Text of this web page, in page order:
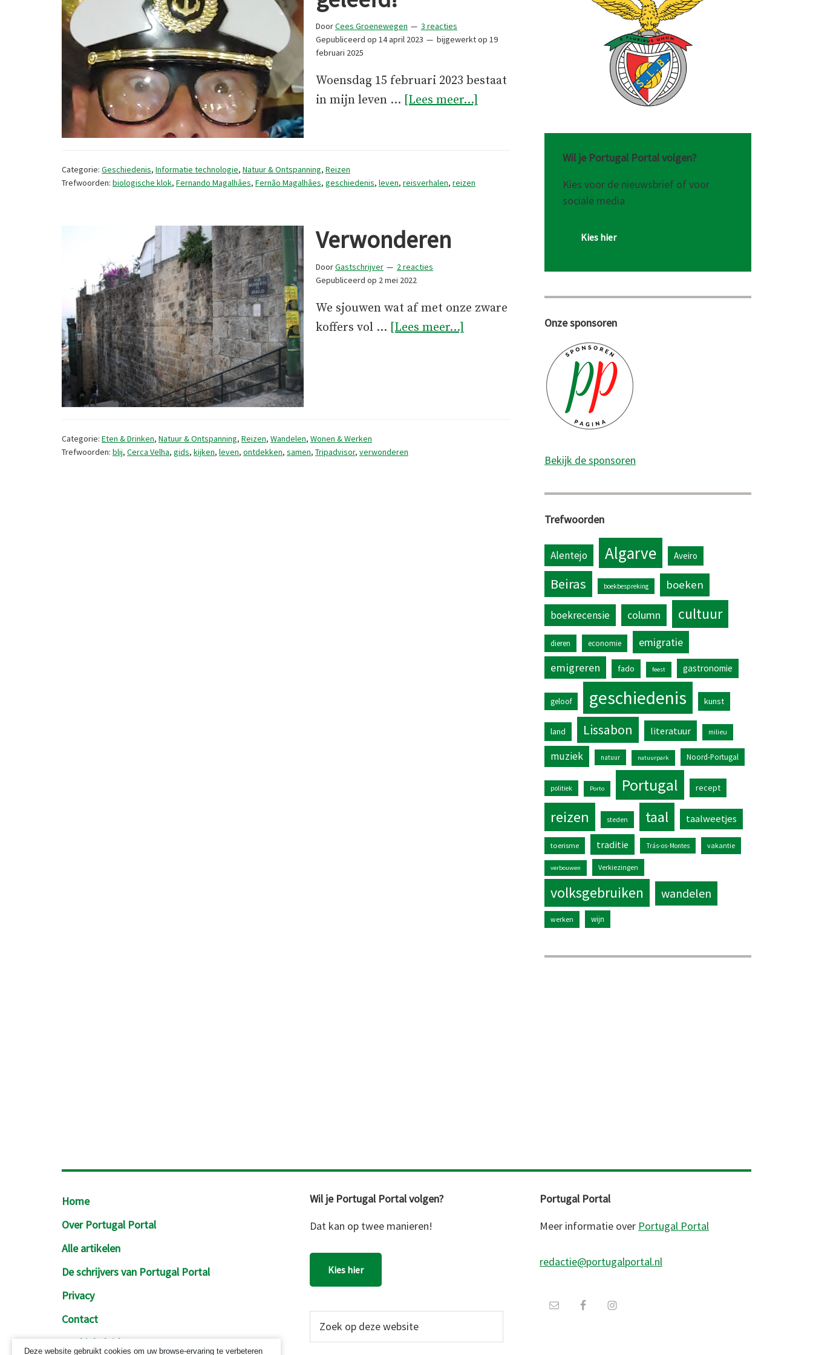
DoorCees Groenewegen
3 reacties
Gepubliceerd op 14 april 2023 bijgewerkt op 19
februari 2025
Woensdag 15 februari 2023 bestaat
in mijn leven … [Lees meer...]
Categorie: Geschiedenis, Informatie technologie, Natuur & Ontspanning, Reizen
Trefwoorden: biologische klok, Fernando Magalhâes, Fernão Magalhâes, geschiedenis, leven, reisverhalen, reizen
Verwonderen
DoorGastschrijver
2 reacties
Gepubliceerd op 2 mei 2022
We sjouwen wat af met onze zware
koffers vol … [Lees meer...] overVerwonderen
Categorie: Eten & Drinken, Natuur & Ontspanning, Reizen, Wandelen, Wonen & Werken
Trefwoorden: blij, Cerca Velha, gids, kijken, leven, ontdekken, samen, Tripadvisor, verwonderen
Wil je Portugal Portal volgen?
Kies voor de nieuwsbrief of voor
sociale media
Kies hier
Onze sponsoren
Bekijk de sponsoren
Trefwoorden
Alentejo Algarve Aveiro
Beiras boekbespreking boeken
boekrecensie column cultuur
dieren economie
emigratie
emigreren
fado feest gastronomie
geloof geschiedenis kunst
land Lissabon literatuur milieu
muziek natuur natuurpark Noord-Portugal
politiek Porto Portugal recept
reizen steden taal taalweetjes
toerisme traditie Trás-os-Montes vakantie
verbouwen Verkiezingen
volksgebruiken wandelen
werken wijn
Footer
Home
Over Portugal Portal
Alle artikelen
De schrijvers van Portugal Portal
Privacy
Contact
Cookiebeleid
Wil je Portugal Portal volgen?
Dat kan op twee manieren!
Kies hier
Portugal Portal
Meer informatie over Portugal Portal
redactie@portugalportal.nl
Deze website gebruikt cookies om uw browse-ervaring te verbeteren